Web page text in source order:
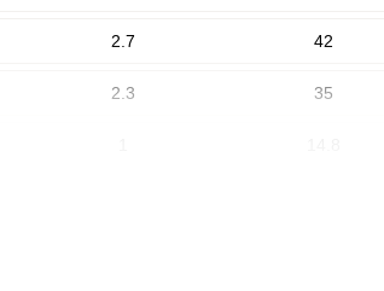
2.7 42
2.3 35